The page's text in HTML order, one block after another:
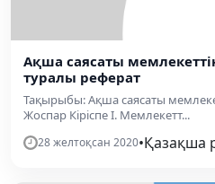
Ақша саясаты
туралы реферат
Тақырыбы: Ақша саясаты
Жоспар Кіріспе I. Мемлекетт...
28 желтоқсан 2020•Қазақша